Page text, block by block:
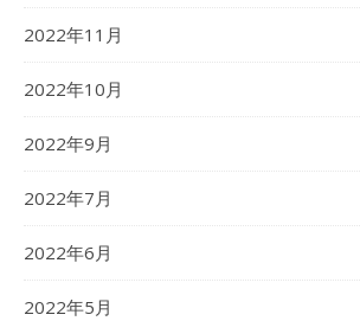
2022年11月
2022年10月
2022年9月
2022年7月
2022年6月
2022年5月